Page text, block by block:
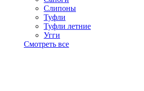
Слипоны
Туфли
Туфли летние
Угги
Смотреть все